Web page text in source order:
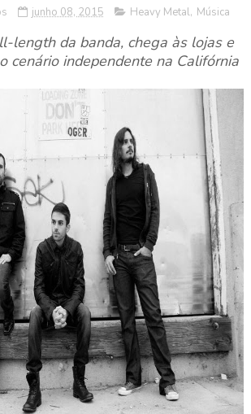
junho 08, 2015 Heavy Metal, Música
length da banda, chega às lojas e
cenário independente na Califórnia